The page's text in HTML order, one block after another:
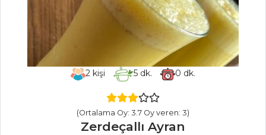
PASTA VE
TATLILAR
TİRAMİSU
BALLI VE KITIR
BİSKÜVİLİ PASTA
ELMALI VE
2kişi 5 dk. 0 dk.
(Ortalama Oy: 3.7 Oy veren: 3)
Zerdeçallı Ayran